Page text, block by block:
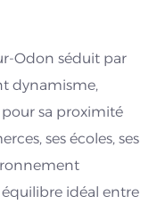
Odon séduit par
dynamisme,
sa proximité
ses écoles, ses
idéal entre